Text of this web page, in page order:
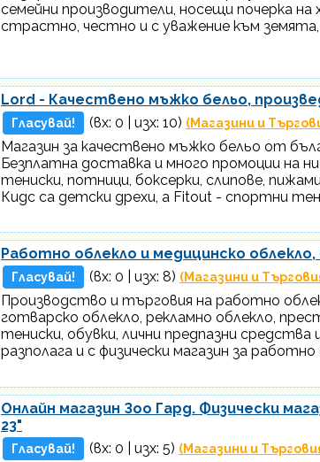
семейни производители, носещи почерка
страстно, честно и с уважение към
Lord - Качествено мъжко бельо,
Гласувай! (вх: 0 | изх: 10) (Магазини и
Магазин за качествено мъжко бельо от
Безплатна доставка и много промоции на
тениски, потници, боксерки, слипове,
Кидс са детски дрехи, а Fitout - спортни
Работно облекло и медицинско облекло,
Гласувай! (вх: 0 | изх: 8) (Магазини и
Производство и търговия на работно
готварско облекло, рекламно облекло,
тениски, обувки, лични предпазни
разполага и с физически магазин за работно
Онлайн магазин Зоо Гард. Физичeски
23"
Гласувай! (вх: 0 | изх: 5) (Магазини и